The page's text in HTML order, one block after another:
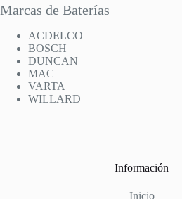
Marcas de Baterías
ACDELCO
BOSCH
DUNCAN
MAC
VARTA
WILLARD
Información
Inicio